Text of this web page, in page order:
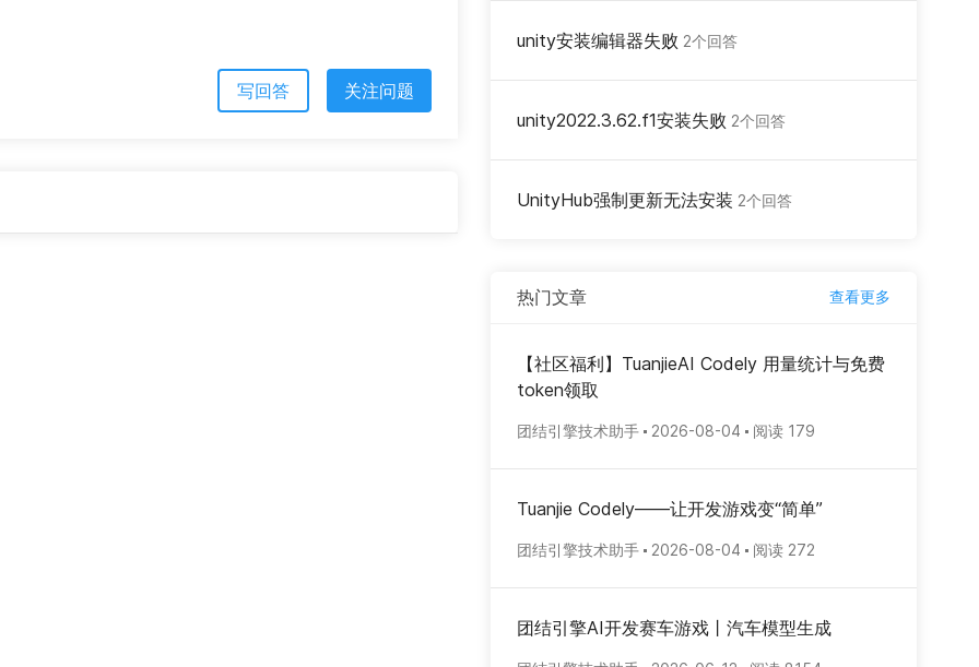
写回答 关注问题
unity安装编辑器失败 2个回答
unity2022.3.62.f1安装失败 2个回答
UnityHub强制更新无法安装 2个回答
热门文章 查看更多
【社区福利】TuanjieAI Codely 用量统计与免费
token领取
团结引擎技术助手 2026-08-04 阅读 179
Tuanjie Codely——让开发游戏变“简单”
团结引擎技术助手 2026-08-04 阅读 272
团结引擎AI开发赛车游戏丨汽车模型生成